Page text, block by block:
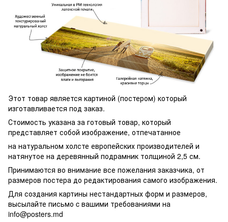
Этот товар является картиной (постером) который
изготавливается под заказ.
Стоимость указана за готовый товар, который
представляет собой изображение, отпечатанное
на натуральном холсте европейских производителей и
натянутое на деревянный подрамник толщиной 2,5 см.
Принимаются во внимание все пожелания заказчика, от
размеров постера до редактирования самого изображения.
Для создания картины нестандартных форм и размеров,
высылайте письмо c вашими требованиями на
info@posters.md